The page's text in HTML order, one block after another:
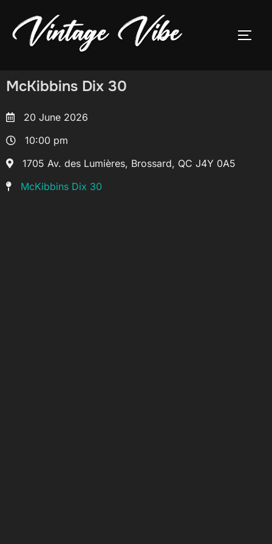
McKibbins Dix 30
20 June 2026
10:00 pm
1705 Av. des Lumières, Brossard, QC J4Y 0A5
McKibbins Dix 30